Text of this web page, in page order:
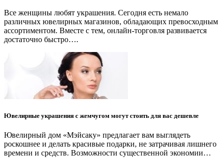
Все женщины любят украшения. Сегодня есть немало
различных ювелирных магазинов, обладающих превосходным
ассортиментом. Вместе с тем, онлайн-торговля развивается
достаточно быстро….
Ювелирные украшения с жемчугом могут стоить для вас дешевле
Ювелирный дом «Мэйсаку» предлагает вам выглядеть
роскошнее и делать красивые подарки, не затрачивая лишнего
времени и средств. Возможности существенной экономии…